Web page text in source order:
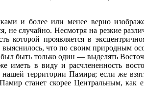
и более или менее верно
не случайно. Несмотря на резкие
которой проявляется в
что по своим природным
быть только один — выделять
иметь в виду и расчлененность
территории Памира; если же
станет скорее Центральным,